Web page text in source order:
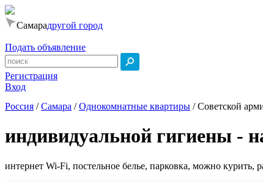
Самарадругой город
Подать объявление
Регистрация
Вход
Россия /Самара /Однокомнатные квартиры /Советской
индивидуальной гигиены -
интернет Wi-Fi, постельное белье, парковка, можно курить,